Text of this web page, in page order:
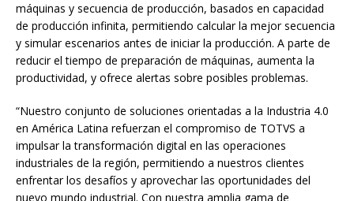
máquinas y secuencia de producción, basados en capacidad
de producción infinita, permitiendo calcular la mejor secuencia
y simular escenarios antes de iniciar la producción. A parte de
reducir el tiempo de preparación de máquinas, aumenta la
productividad, y ofrece alertas sobre posibles problemas.
“Nuestro conjunto de soluciones orientadas a la Industria 4.0
en América Latina refuerzan el compromiso de TOTVS a
impulsar la transformación digital en las operaciones
industriales de la región, permitiendo a nuestros clientes
enfrentar los desafíos y aprovechar las oportunidades del
nuevo mundo industrial. Con nuestra amplia gama de